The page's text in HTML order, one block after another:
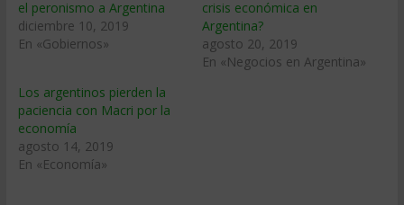
el peronismo a Argentina
diciembre 10, 2019
En «Gobiernos»
crisis económica en
Argentina?
agosto 20, 2019
En «Negocios en Argentina»
Los argentinos pierden la
paciencia con Macri por la
economía
agosto 14, 2019
En «Economía»